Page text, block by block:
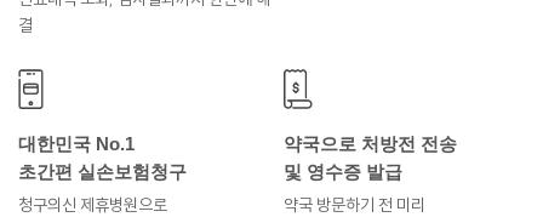
결
대한민국 No.1
초간편 실손보험청구
청구의신 제휴병원으로
약국으로 처방전 전송
및 영수증 발급
약국 방문하기 전 미리